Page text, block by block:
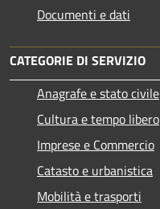
Documenti e dati
CATEGORIE DI SERVIZIO
Anagrafe e stato civile
Cultura e tempo libero
Imprese e Commercio
Catasto e urbanistica
Mobilità e trasporti